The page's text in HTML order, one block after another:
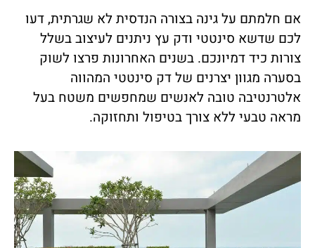
אם חלמתם על גינה בצורה הנדסית לא שגרתית, דעו
לכם שדשא סינטטי ודק עץ ניתנים לעיצוב בשלל
צורות כיד דמיונכם. בשנים האחרונות פרצו לשוק
בסערה מגוון יצרנים של דק סינטטי המהווה
אלטרנטיבה טובה לאנשים שמחפשים משטח בעל
מראה טבעי ללא צורך בטיפול ותחזוקה.